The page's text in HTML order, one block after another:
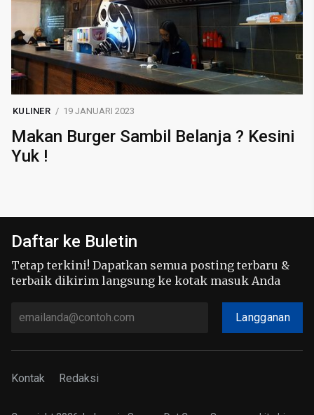
KULINER 19 JANUARI 2023
Makan Burger Sambil Belanja ? Kesini
Yuk !
Daftar ke Buletin
Tetap terkini! Dapatkan semua posting terbaru &
terbaik dikirim langsung ke kotak masuk Anda
Langganan
Kontak Redaksi